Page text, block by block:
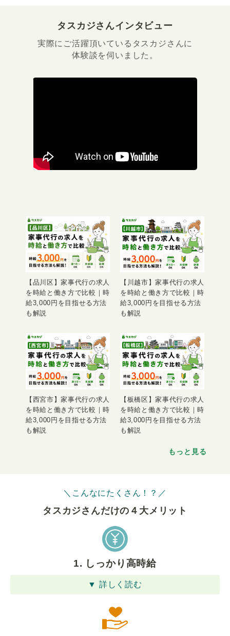
タスカジさんインタビュー
実際にご活躍頂いているタスカジさんに
体験談を伺いました。
【品川区】家事代行の求人
を時給と働き方で比較｜時
給3,000円を目指せる方法
も解説
【川越市】家事代行の求人
を時給と働き方で比較｜時
給3,000円を目指せる方法
も解説
【西宮市】家事代行の求人
を時給と働き方で比較｜時
給3,000円を目指せる方法
も解説
【板橋区】家事代行の求人
を時給と働き方で比較｜時
給3,000円を目指せる方法
も解説
もっと見る
＼こんなにたくさん！？／
タスカジさんだけの４⼤メリット
1. しっかり高時給
▼ 詳しく読む